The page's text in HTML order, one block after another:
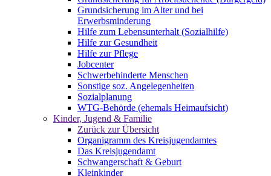
Grundsicherung im Alter und bei
Erwerbsminderung
Hilfe zum Lebensunterhalt (Sozialhilfe)
Hilfe zur Gesundheit
Hilfe zur Pflege
Jobcenter
Schwerbehinderte Menschen
Sonstige soz. Angelegenheiten
Sozialplanung
WTG-Behörde (ehemals Heimaufsicht)
Kinder, Jugend & Familie
Zurück zur Übersicht
Organigramm des Kreisjugendamtes
Das Kreisjugendamt
Schwangerschaft & Geburt
Kleinkinder